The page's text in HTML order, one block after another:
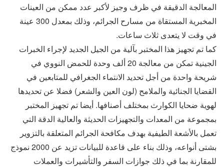
المعالجة الدقيقة في ظرف وجيز لأكبر عدد ممكن من العينات
المخبرية المستقاة من مسارح الجرائم، وذلك بمعدل 300 عينة
في وقت لا يتعدى ثلاث ساعات.
كما تم تجهيز هذا المختبر بآلية من الجيل الجديد لإجراء الخبرات
الجينية تمكن من معالجة 20 ألف وحدة للحمض النووي في
شريحة واحدة من أجل تحديد الانتماء الجغرافي للمتابعين في
القضايا الجنائية والملامح (لون العين والشعر) فضلا عن تحديدها
لهوية ضحايا الكوارث بمختلف أصنافها. أيضا تم تجهيز المختبر
بمجموعة من المعدات والتجهيزات الحديثة والعالية الدقة التي
تعمل بالأشعة الطيفية بهدف مكافحة الجرائم المتعلقة بالتزوير
بشتى أنواعه، وذلك بناء على قاعدة للبيانات تزيد عن 2000 نموذج
للمقارنة بما في ذلك جوازات السفر والتأشيرات والعملات